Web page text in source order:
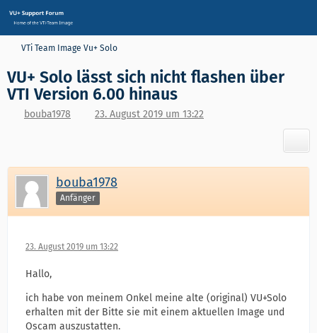
VTi Team Image Vu+ Solo
VU+ Solo lässt sich nicht flashen über
VTI Version 6.00 hinaus
bouba1978 23. August 2019 um 13:22
bouba1978
Anfänger
23. August 2019 um 13:22
Hallo,
ich habe von meinem Onkel meine alte (original) VU+Solo
erhalten mit der Bitte sie mit einem aktuellen Image und
Oscam auszustatten.